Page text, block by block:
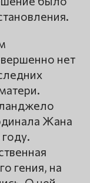
нет
Жана
гения, на